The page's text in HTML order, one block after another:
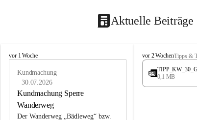
Aktuelle Beiträge
L
vor 1 Woche
Kundmachung
30.07.2026
Kundmachung Sperre
Wanderweg
Der Wanderweg „Bädleweg“ bzw.
L
a
e
vor 2 WochenTipps &
0,1 MB